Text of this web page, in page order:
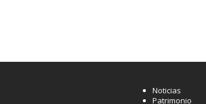
Noticias
Patrimonio